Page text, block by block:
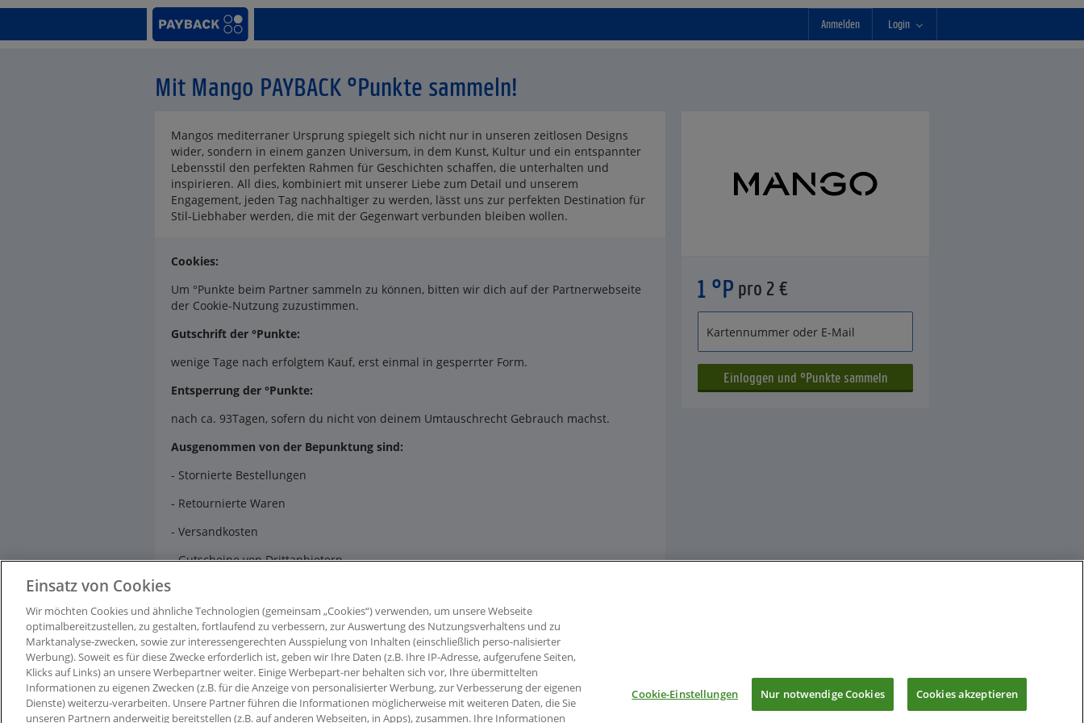
Anmelden Login
Mit Mango PAYBACK °Punkte sammeln!
Mangos mediterraner Ursprung spiegelt sich nicht nur in unseren zeitlosen Designs
wider, sondern in einem ganzen Universum, in dem Kunst, Kultur und ein entspannter
Lebensstil den perfekten Rahmen für Geschichten schaffen, die unterhalten und
inspirieren. All dies, kombiniert mit unserer Liebe zum Detail und unserem
Engagement, jeden Tag nachhaltiger zu werden, lässt uns zur perfekten Destination für
Stil-Liebhaber werden, die mit der Gegenwart verbunden bleiben wollen.
Cookies:
Um °Punkte beim Partner sammeln zu können, bitten wir dich auf der Partnerwebseite
der Cookie-Nutzung zuzustimmen.
Gutschrift der °Punkte:
wenige Tage nach erfolgtem Kauf, erst einmal in gesperrter Form.
Entsperrung der °Punkte:
nach ca. 93Tagen, sofern du nicht von deinem Umtauschrecht Gebrauch machst.
Ausgenommen von der Bepunktung sind:
- Stornierte Bestellungen
- Retournierte Waren
- Versandkosten
- Gutscheine von Drittanbietern
1 °P pro 2 €
Einsatz von Cookies
Wir möchten Cookies und ähnliche Technologien (gemeinsam „Cookies“) verwenden, um unsere Webseite
optimalbereitzustellen, zu gestalten, fortlaufend zu verbessern, zur Auswertung des Nutzungsverhaltens und zu
Marktanalyse-zwecken, sowie zur interessengerechten Ausspielung von Inhalten (einschließlich perso-nalisierter
Werbung). Soweit es für diese Zwecke erforderlich ist, geben wir Ihre Daten (z.B. Ihre IP-Adresse, aufgerufene Seiten,
Klicks auf Links) an unsere Werbepartner weiter. Einige Werbepart-ner behalten sich vor, Ihre übermittelten
Informationen zu eigenen Zwecken (z.B. für die Anzeige von personalisierter Werbung, zur Verbesserung der eigenen
Dienste) weiterzu-verarbeiten. Unsere Partner führen die Informationen möglicherweise mit weiteren Daten, die Sie
unseren Partnern anderweitig bereitstellen (z.B. auf anderen Webseiten, in Apps), zusammen. Ihre Informationen
Cookie-Einstellungen Nur notwendige Cookies Cookies akzeptieren